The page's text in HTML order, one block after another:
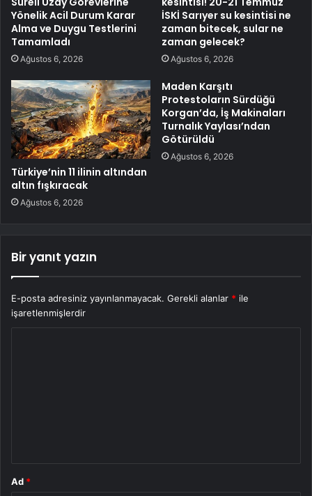
Yönelik Acil Durum Karar
Alma ve Duygu Testlerini
Tamamladı
Ağustos 6, 2026
İSKİ Sarıyer su kesintisi ne
zaman bitecek, sular ne
zaman gelecek?
Ağustos 6, 2026
Türkiye’nin 11 ilinin altından
altın fışkıracak
Ağustos 6, 2026
Maden Karşıtı
Protestoların Sürdüğü
Korgan’da, İş Makinaları
Turnalık Yaylası’ndan
Götürüldü
Ağustos 6, 2026
Bir yanıt yazın
E-posta adresiniz yayınlanmayacak. Gerekli alanlar * ile
işaretlenmişlerdir
Ad *